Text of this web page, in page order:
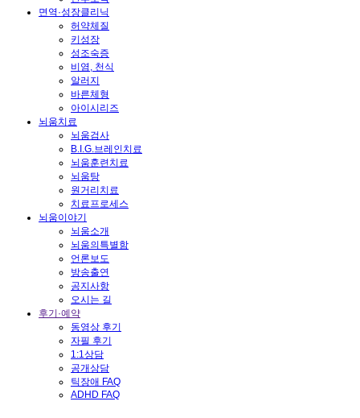
면역·성장클리닉
허약체질
키성장
성조숙증
비염, 천식
알러지
바른체형
아이시리즈
뇌움치료
뇌움검사
B.I.G.브레인치료
뇌움훈련치료
뇌움탕
원거리치료
치료프로세스
뇌움이야기
뇌움소개
뇌움의특별함
언론보도
방송출연
공지사항
오시는 길
후기·예약
동영상 후기
자필 후기
1:1상담
공개상담
틱장애 FAQ
ADHD FAQ